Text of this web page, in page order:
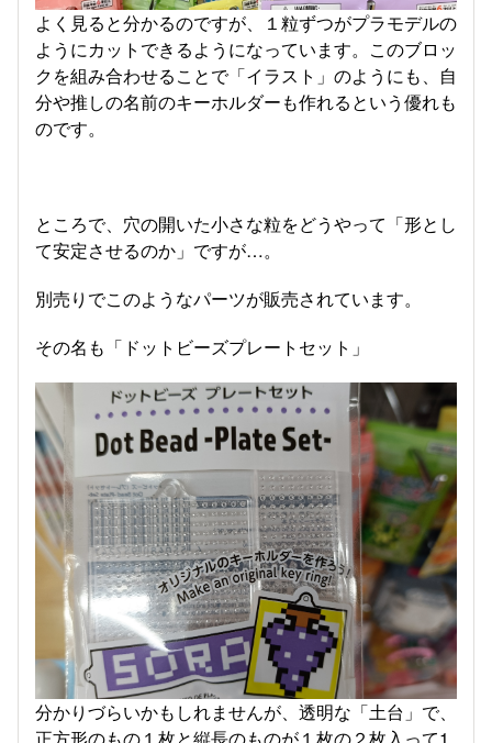
よく見ると分かるのですが、１粒ずつがプラモデルの
ようにカットできるようになっています。このブロッ
クを組み合わせることで「イラスト」のようにも、自
分や推しの名前のキーホルダーも作れるという優れも
のです。
ところで、穴の開いた小さな粒をどうやって「形とし
て安定させるのか」ですが…。
別売りでこのようなパーツが販売されています。
その名も「ドットビーズプレートセット」
分かりづらいかもしれませんが、透明な「土台」で、